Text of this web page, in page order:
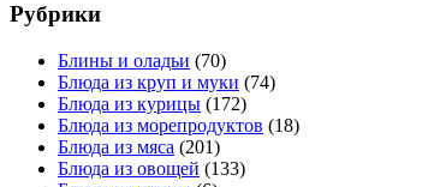
Рубрики
Блины и оладьи (70)
Блюда из круп и муки (74)
Блюда из курицы (172)
Блюда из морепродуктов (18)
Блюда из мяса (201)
Блюда из овощей (133)